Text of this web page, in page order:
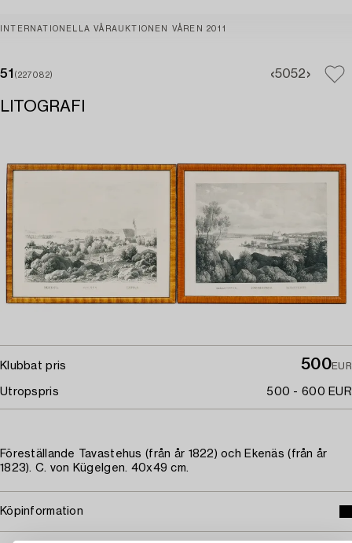
INTERNATIONELLA VÅRAUKTIONEN VÅREN 2011
51 (227082) 5052
LITOGRAFI
Klubbat pris 500EUR
Utropspris 500 - 600 EUR
Föreställande Tavastehus (från år 1822) och Ekenäs (från år
1823). C. von Kügelgen. 40x49 cm.
Köpinformation